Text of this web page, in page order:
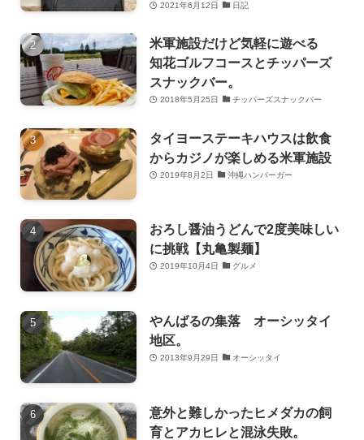
2021年6月12日 日記
米軍施設だけど気軽に遊べる
知花ゴルフコースとチッパーズ
スナックバー。
2018年5月25日 チッパーズスナックバー
タイヨーステーキハウスは飲食
からカジノが楽しめる米軍施設
2019年8月2日 沖縄ハンバーガー
おろし醤油うどんで2度美味しい
に挑戦【丸亀製麺】
2019年10月4日 グルメ
やんばるの集落 オーシッタイ
地区。
2013年9月29日 オーシッタイ
意外と難しかったヒメダカの飼
育とアカヒレと混泳失敗。